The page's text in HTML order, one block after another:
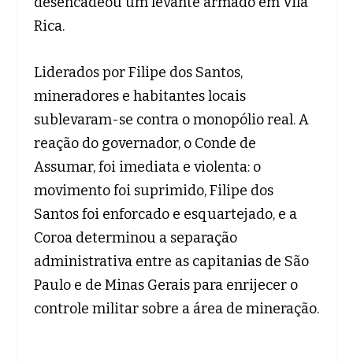
Rica.
Liderados por Filipe dos Santos,
mineradores e habitantes locais
sublevaram-se contra o monopólio real. A
reação do governador, o Conde de
Assumar, foi imediata e violenta: o
movimento foi suprimido, Filipe dos
Santos foi enforcado e esquartejado, e a
Coroa determinou a separação
administrativa entre as capitanias de São
Paulo e de Minas Gerais para enrijecer o
controle militar sobre a área de mineração.